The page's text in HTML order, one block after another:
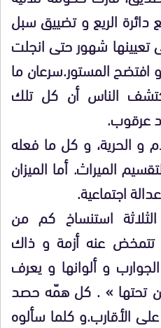
الريع و تضييق سبل
تعيينها شهور حتى انجلت
افتضح المستور.سرعان ما
الناس أن كل تلك
عرقوب.
و الحرية، و كل ما فعله
الميراث. أما الميزان
اجتماعية.
استنساخ كم من
تتمخض عنه أزمة و ذاك
و ألوانها و يعرف
تحتها » . كل همّه حصد
الأقارب.و كلما سألوه